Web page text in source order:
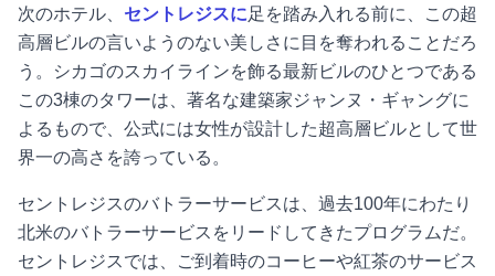
次のホテル、 セントレジスに足を踏み入れる前に、この超
高層ビルの言いようのない美しさに目を奪われることだろ
う。シカゴのスカイラインを飾る最新ビルのひとつである
この3棟のタワーは、著名な建築家ジャンヌ・ギャングに
よるもので、公式には女性が設計した超高層ビルとして世
界一の高さを誇っている。
セントレジスのバトラーサービスは、過去100年にわたり
北米のバトラーサービスをリードしてきたプログラムだ。
セントレジスでは、ご到着時のコーヒーや紅茶のサービス